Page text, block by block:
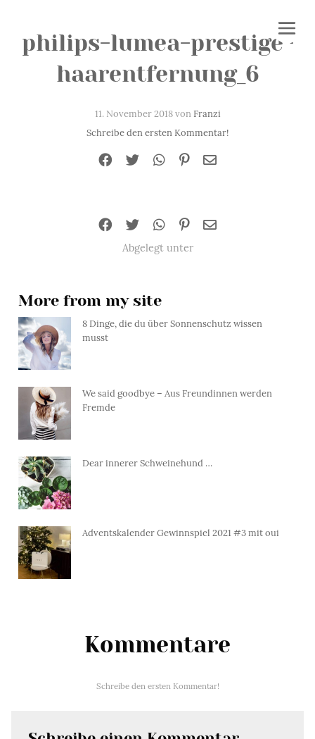
philips-lumea-prestige-
haarentfernung_6
11. November 2018 vonFranzi
Schreibe den ersten Kommentar!
Abgelegt unter
More from my site
8 Dinge, die du über Sonnenschutz wissen
musst
We said goodbye – Aus Freundinnen werden
Fremde
Dear innerer Schweinehund …
Adventskalender Gewinnspiel 2021 #3 mit oui
Kommentare
Schreibe den ersten Kommentar!